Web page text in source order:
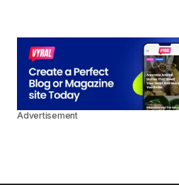
Advertisement